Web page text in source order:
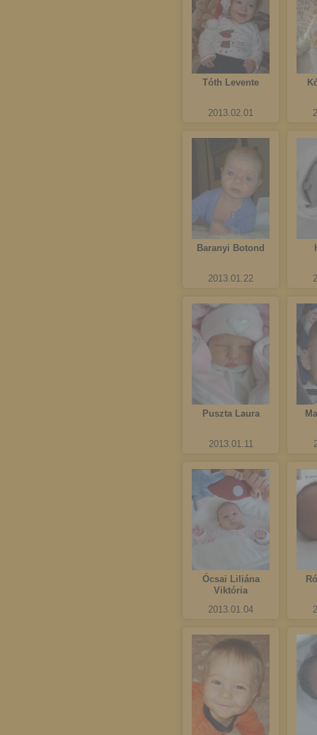
Tóth Levente
2013.02.01
Baranyi Botond
2013.01.22
Puszta Laura
2013.01.11
Ócsai Liliána
Viktória
2013.01.04